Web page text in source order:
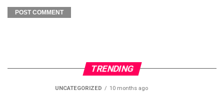
TRENDING
UNCATEGORIZED 10 months ago